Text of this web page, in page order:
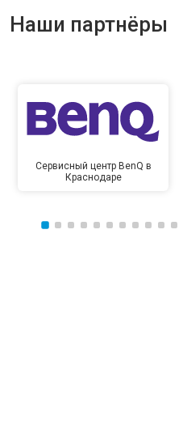
Наши партнёры
Сервисный центр BenQ в
Краснодаре